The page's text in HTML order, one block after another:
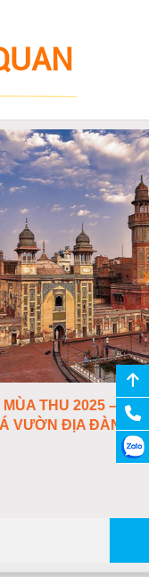
HÀNH TRÌNH
HUYỀN THOẠI